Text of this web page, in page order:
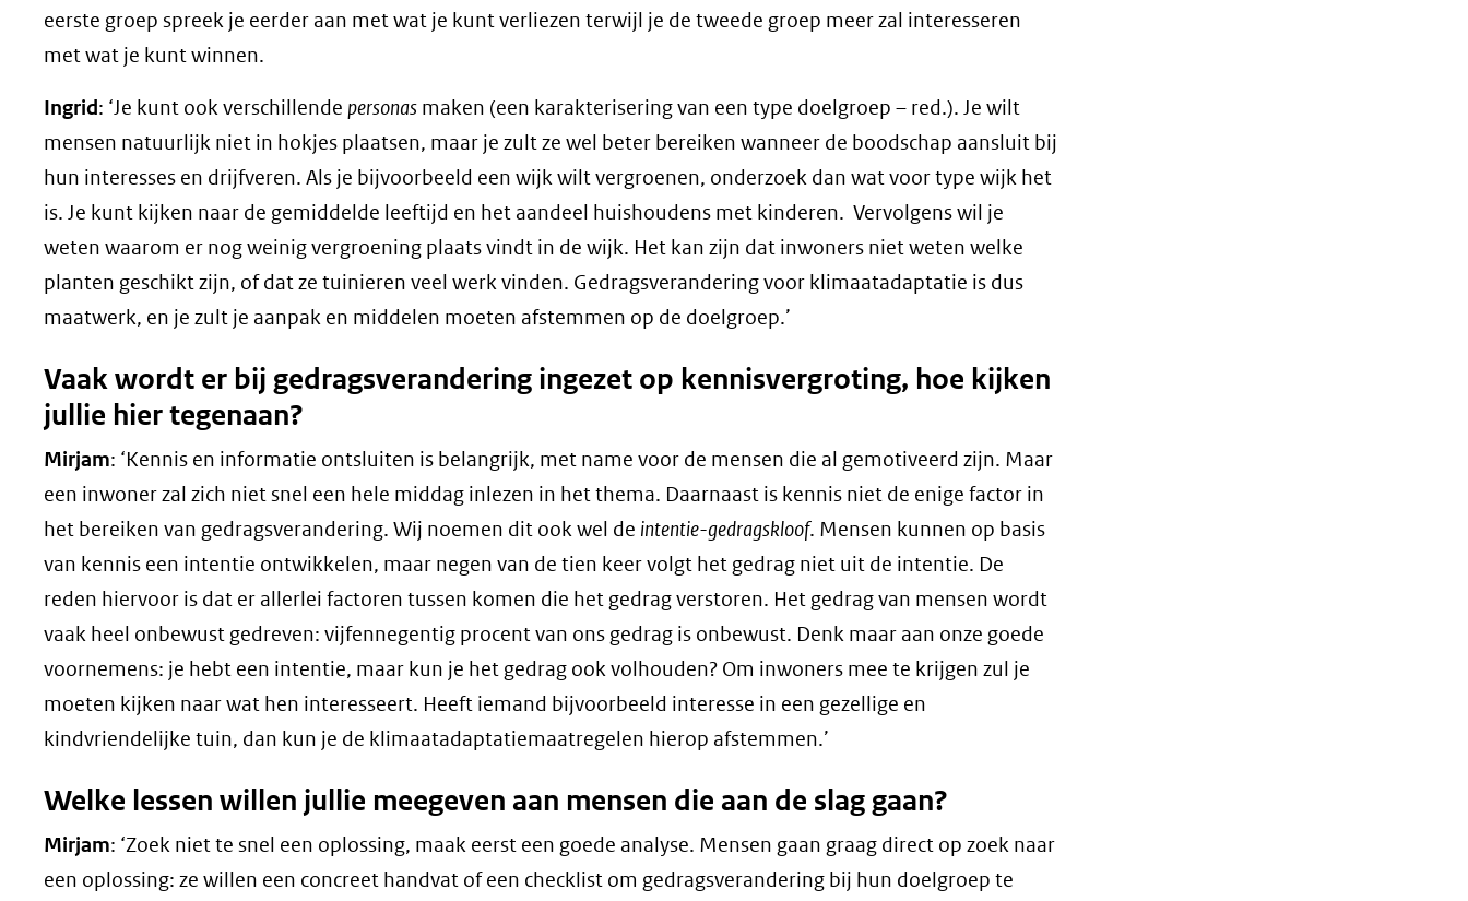
eerste groep spreek je eerder aan met wat je kunt verliezen terwijl je de tweede groep meer zal interesseren
met wat je kunt winnen.
Ingrid: ‘Je kunt ook verschillende personas maken (een karakterisering van een type doelgroep – red.). Je wilt
mensen natuurlijk niet in hokjes plaatsen, maar je zult ze wel beter bereiken wanneer de boodschap aansluit bij
hun interesses en drijfveren. Als je bijvoorbeeld een wijk wilt vergroenen, onderzoek dan wat voor type wijk het
is. Je kunt kijken naar de gemiddelde leeftijd en het aandeel huishoudens met kinderen. Vervolgens wil je
weten waarom er nog weinig vergroening plaats vindt in de wijk. Het kan zijn dat inwoners niet weten welke
planten geschikt zijn, of dat ze tuinieren veel werk vinden. Gedragsverandering voor klimaatadaptatie is dus
maatwerk, en je zult je aanpak en middelen moeten afstemmen op de doelgroep.’
Vaak wordt er bij gedragsverandering ingezet op kennisvergroting, hoe kijken
jullie hier tegenaan?
Mirjam: ‘Kennis en informatie ontsluiten is belangrijk, met name voor de mensen die al gemotiveerd zijn. Maar
een inwoner zal zich niet snel een hele middag inlezen in het thema. Daarnaast is kennis niet de enige factor in
het bereiken van gedragsverandering. Wij noemen dit ook wel de intentie-gedragskloof. Mensen kunnen op basis
van kennis een intentie ontwikkelen, maar negen van de tien keer volgt het gedrag niet uit de intentie. De
reden hiervoor is dat er allerlei factoren tussen komen die het gedrag verstoren. Het gedrag van mensen wordt
vaak heel onbewust gedreven: vijfennegentig procent van ons gedrag is onbewust. Denk maar aan onze goede
voornemens: je hebt een intentie, maar kun je het gedrag ook volhouden? Om inwoners mee te krijgen zul je
moeten kijken naar wat hen interesseert. Heeft iemand bijvoorbeeld interesse in een gezellige en
kindvriendelijke tuin, dan kun je de klimaatadaptatiemaatregelen hierop afstemmen.’
Welke lessen willen jullie meegeven aan mensen die aan de slag gaan?
Mirjam: ‘Zoek niet te snel een oplossing, maak eerst een goede analyse. Mensen gaan graag direct op zoek naar
een oplossing: ze willen een concreet handvat of een checklist om gedragsverandering bij hun doelgroep te